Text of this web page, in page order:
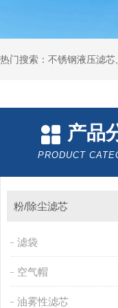
热门搜索：不锈钢液压滤
产品
PRODUCT
粉/除尘滤芯
滤袋
空气帽
油雾性滤芯